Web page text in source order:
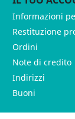
Informazioni
Restituzione
Ordini
Note di credito
Indirizzi
Buoni